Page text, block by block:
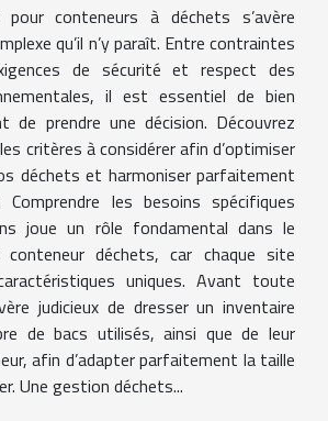
conteneurs à déchets s’avère
qu’il n’y paraît. Entre contraintes
de sécurité et respect des
il est essentiel de bien
de prendre une décision. Découvrez
critères à considérer afin d’optimiser
déchets et harmoniser parfaitement
les besoins spécifiques
joue un rôle fondamental dans le
conteneur déchets, car chaque site
uniques. Avant toute
judicieux de dresser un inventaire
de bacs utilisés, ainsi que de leur
afin d’adapter parfaitement la taille
Une gestion déchets...